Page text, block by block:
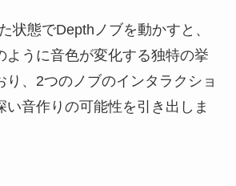
状態でDepthノブを動かすと、
ように音色が変化する独特の挙
り、2つのノブのインタラクショ
い音作りの可能性を引き出しま